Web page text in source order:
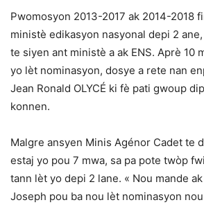
Pwomosyon 2013-2017 ak 2014-2018
ministè edikasyon nasyonal depi 2
te siyen ant ministè a ak ENS. Aprè 10
yo lèt nominasyon, dosye a rete nan
Jean Ronald OLYCÉ ki fè pati gwoup
konnen.
Malgre ansyen Minis Agénor Cadet te
estaj yo pou 7 mwa, sa pa pote twòp
tann lèt yo depi 2 lane. « Nou mande
Joseph pou ba nou lèt nominasyon